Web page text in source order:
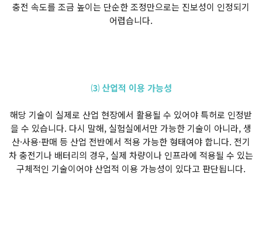
충전 속도를 조금 높이는 단순한 조정만으로는 진보성이 인정되기
어렵습니다.
⑶ 산업적 이용 가능성
해당 기술이 실제로 산업 현장에서 활용될 수 있어야 특허로 인정받
을 수 있습니다. 다시 말해, 실험실에서만 가능한 기술이 아니라, 생
산·사용·판매 등 산업 전반에서 적용 가능한 형태여야 합니다. 전기
차 충전기나 배터리의 경우, 실제 차량이나 인프라에 적용될 수 있는
구체적인 기술이어야 산업적 이용 가능성이 있다고 판단됩니다.